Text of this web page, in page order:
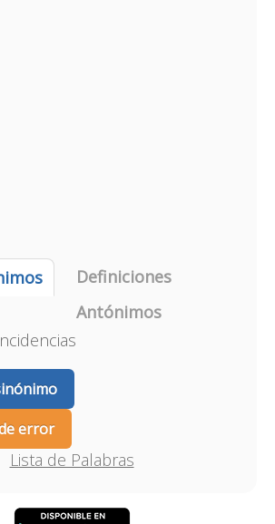
Definiciones
Antónimos
error
Lista de Palabras